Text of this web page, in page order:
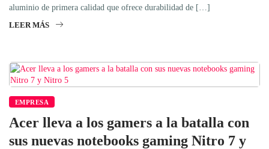
aluminio de primera calidad que ofrece durabilidad de […]
LEER MÁS
EMPRESA
Acer lleva a los gamers a la batalla con
sus nuevas notebooks gaming Nitro 7 y